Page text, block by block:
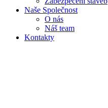
Naše Společnost
O nás
Náš team
Kontakty